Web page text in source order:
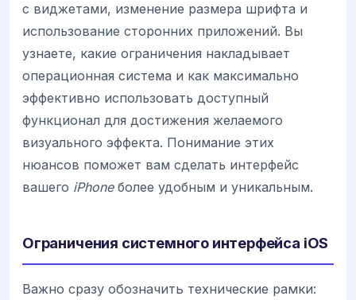
с виджетами, изменение размера шрифта и
использование сторонних приложений. Вы
узнаете, какие ограничения накладывает
операционная система и как максимально
эффективно использовать доступный
функционал для достижения желаемого
визуального эффекта. Понимание этих
нюансов поможет вам сделать интерфейс
вашего iPhoneболее удобным и уникальным.
Ограничения системного интерфейса iOS
Важно сразу обозначить технические рамки: